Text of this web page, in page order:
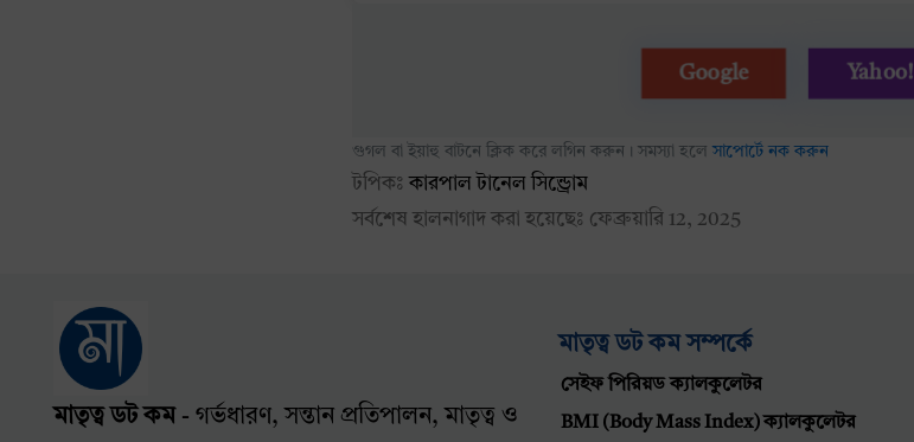
Google Yahoo!
গুগল বা ইয়াহু বাটনে ক্লিক করে লগিন করুন। সমস্যা হলে সাপোর্টে নক করুন
টপিকঃকারপাল টানেল সিন্ড্রোম
সর্বশেষ হালনাগাদ করা হয়েছেঃ ফেব্রুয়ারি 12, 2025
মাতৃত্ব ডট কম- গর্ভধারণ, সন্তান প্রতিপালন, মাতৃত্ব ও
মাতৃত্ব ডট কম সম্পর্কে
সেইফ পিরিয়ড ক্যালকুলেটর
BMI (Body Mass Index) ক্যালকুলেটর